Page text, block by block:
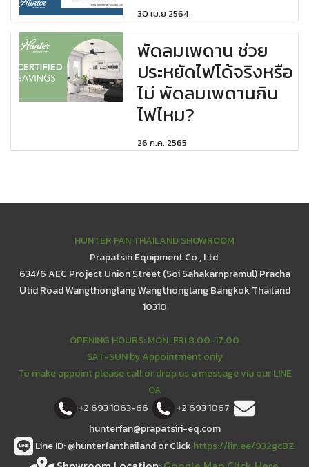
30 เม.ย 2564
พัดลมเพดาน ช่วย
ประหยัดไฟได้จริงหรือ
ไม่ พัดลมเพดานกิน
ไฟไหม?
26 ก.ค. 2565
HUNTER FAN THAILAND SHOWROOM
Prapatsiri Equipment Co., Ltd.
634/6 AEC Project Union Street (Soi Sahakarnpramul) Pracha
Utid Road Wangthonglang Wangthonglang Bangkok Thailand
10310
OPENING HOURS: MON-FRI 8.00-17.00
SAT-SUN by Appointment only
To make appoint please call or drop us a message via our LINE
OA
+2 693 1063-66
+2 693 1067
hunterfan@prapatsiri-eq.com
Line ID: @hunterfanthailand or Click https://lin.ee/932gcBZ